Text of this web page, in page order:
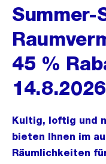
Summer-
45 %
14.8.2026
Kultig, loftig und
bieten Ihnen im
Räumlichkeiten